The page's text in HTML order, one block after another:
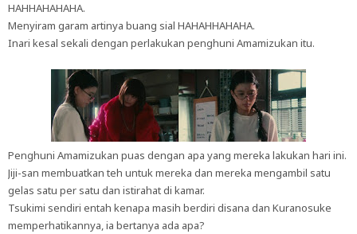
HAHHAHAHAHA.
Menyiram garam artinya buang sial HAHAHHAHAHA.
Inari kesal sekali dengan perlakukan penghuni Amamizukan itu.
Penghuni Amamizukan puas dengan apa yang mereka lakukan hari ini.
Jiji-san membuatkan teh untuk mereka dan mereka mengambil satu
gelas satu per satu dan istirahat di kamar.
Tsukimi sendiri entah kenapa masih berdiri disana dan Kuranosuke
memperhatikannya, ia bertanya ada apa?